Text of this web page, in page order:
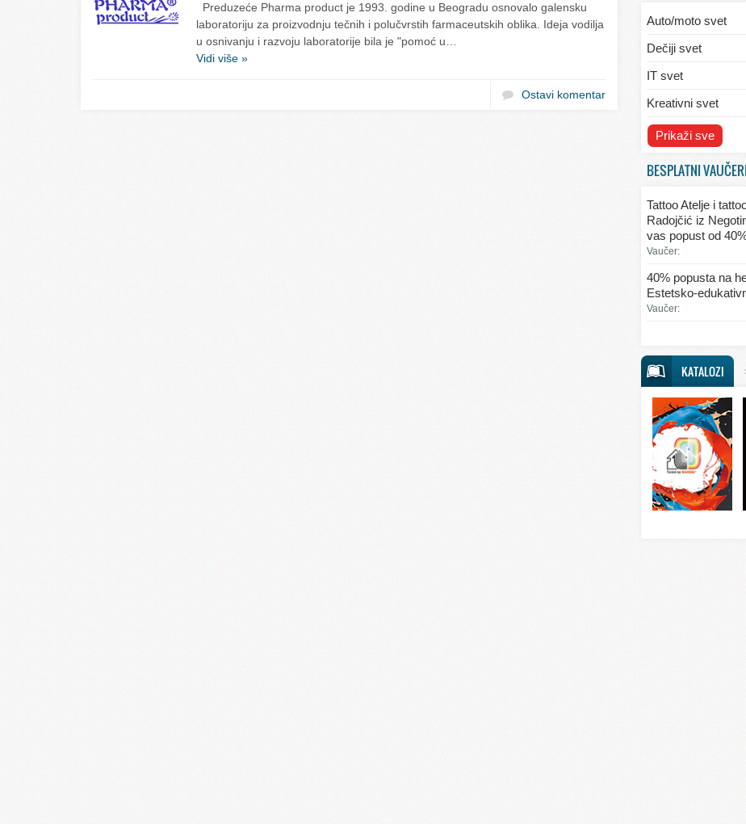
Preduzeće Pharma product je 1993. godine u Beogradu osnovalo galensku
laboratoriju za proizvodnju tečnih i polučvrstih farmaceutskih oblika. Ideja vodilja
u osnivanju i razvoju laboratorije bila je "pomoć u…
Vidi više »
Ostavi komentar
Auto/moto svet
Dečiji svet
IT svet
Kreativni svet
Svet ekologije
Svet kulinarstva
Svet lepote
Svet mode
Svet sporta
Svet tehnike
Svet ugostiteljstva
Svet zabave i
Svet zanimljivosti
Svet zdravlja
Prikaži sve
BESPLATNI
Tattoo Atelje i
Radojčić iz
vas popust od
Vaučer:
40% popusta na
Estetsko-
Vaučer:
KATALOZI